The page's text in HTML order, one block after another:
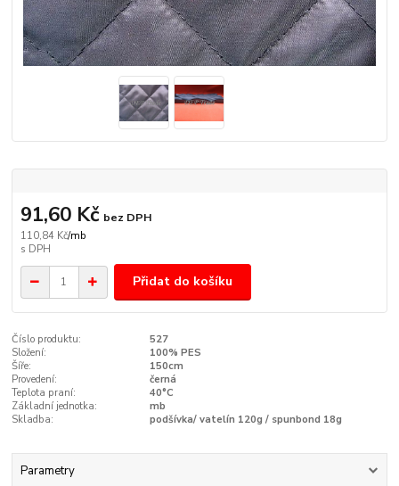
110,84 Kč/mb
91,60 Kč bez DPH
Přidat do košíku
Číslo produktu:
527
Složení:
100% PES
Šíře:
150cm
Provedení:
černá
Teplota praní:
40°C
Základní jednotka:
mb
Skladba:
podšívka/ vatelín 120g / spunbond 18g
Parametry